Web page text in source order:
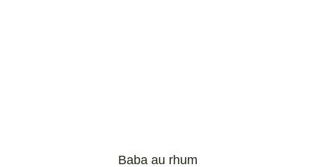
Baba au rhum